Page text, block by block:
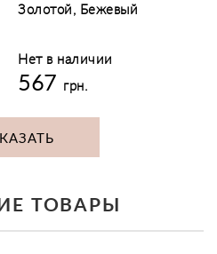
Золотой, Бежевый
Нет в наличии
567 грн.
ТОВАРЫ